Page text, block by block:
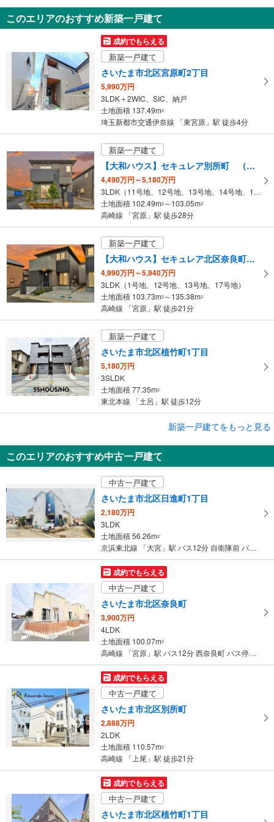
3,640万円
63.88m
（実測）
埼玉県さいたま市北区盆栽町
このエリアのおすすめ新築一戸建て
成約でもらえる
新築一戸建て
さいたま市北区宮原町2丁目
5,990万円
3LDK＋2WIC、SIC、納戸
土地面積 137.49m2
埼玉新都市交通伊奈線 「東宮原」駅 徒歩4分
新築一戸建て
【大和ハウス】セキュレア別所町 （分譲住宅）
4,490万円～5,180万円
3LDK（11号地、12号地、13号地、14号地、16号地）
土地面積 102.49m2 ～103.05m2
高崎線 「宮原」駅 徒歩28分
新築一戸建て
【大和ハウス】セキュレア北区奈良町 （分譲住宅）
4,990万円～5,940万円
3LDK（1号地、12号地、13号地、17号地）
土地面積 103.73m2 ～135.38m2
高崎線 「宮原」駅 徒歩21分
新築一戸建て
さいたま市北区植竹町1丁目
5,180万円
3SLDK
土地面積 77.35m2
東北本線 「土呂」駅 徒歩12分
さいたま市北区宮原町4丁目
3LDK
土地面積 66.32m2
高崎線 「宮原」駅 徒歩12分
新築一戸建てをもっと見る
このエリアのおすすめ中古一戸建て
中古一戸建て
さいたま市北区日進町1丁目
2,180万円
3LDK
土地面積 56.26m2
京浜東北線 「大宮」駅 バス12分 自衛隊前 バス停下車 徒歩7分
成約でもらえる
中古一戸建て
さいたま市北区奈良町
3,900万円
4LDK
土地面積 100.07m2
高崎線 「宮原」駅 バス12分 西奈良町 バス停下車 徒歩2分
成約でもらえる
中古一戸建て
さいたま市北区別所町
2,888万円
2LDK
土地面積 110.57m2
高崎線 「上尾」駅 徒歩21分
成約でもらえる
中古一戸建て
さいたま市北区植竹町1丁目